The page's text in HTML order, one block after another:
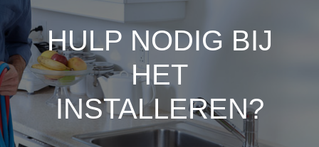
HULP NODIG BIJ
HET
INSTALLEREN?